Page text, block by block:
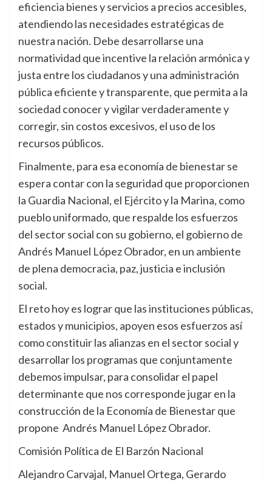
eficiencia bienes y servicios a precios accesibles,
atendiendo las necesidades estratégicas de
nuestra nación. Debe desarrollarse una
normatividad que incentive la relación armónica y
justa entre los ciudadanos y una administración
pública eficiente y transparente, que permita a la
sociedad conocer y vigilar verdaderamente y
corregir, sin costos excesivos, el uso de los
recursos públicos.
Finalmente, para esa economía de bienestar se
espera contar con la seguridad que proporcionen
la Guardia Nacional, el Ejército y la Marina, como
pueblo uniformado, que respalde los esfuerzos
del sector social con su gobierno, el gobierno de
Andrés Manuel López Obrador, en un ambiente
de plena democracia, paz, justicia e inclusión
social.
El reto hoy es lograr que las instituciones públicas,
estados y municipios, apoyen esos esfuerzos así
como constituir las alianzas en el sector social y
desarrollar los programas que conjuntamente
debemos impulsar, para consolidar el papel
determinante que nos corresponde jugar en la
construcción de la Economía de Bienestar que
propone Andrés Manuel López Obrador.
Comisión Política de El Barzón Nacional
Alejandro Carvajal, Manuel Ortega, Gerardo